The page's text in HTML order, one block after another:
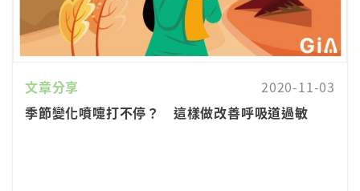
文章分享
2020-11-03
季節變化噴嚏打不停？ 這樣做改善呼吸道過敏